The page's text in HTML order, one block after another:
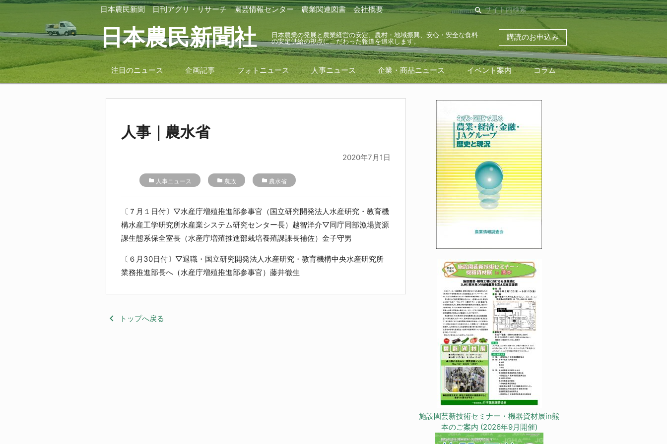
日本農民新聞 日刊アグリ・リサーチ 園芸情報センター 農業関連図書 会社概要 search
日本農民新聞社
日本農業の発展と農業経営の安定、農村・地域振興、安心・安全な食料
の安定供給の視点にこだわった報道を追求します。
購読のお申込み
注目のニュース 企画記事 フォトニュース 人事ニュース 企業・商品ニュース イベント案内 コラム
人事｜農水省
2020年7月1日
folder 人事ニュース folder 農政 folder 農水省
〔７月１日付〕▽水産庁増殖推進部参事官（国立研究開発法人水産研究・教育機
構水産工学研究所水産業システム研究センター長）越智洋介▽同庁同部漁場資源
課生態系保全室長（水産庁増殖推進部栽培養殖課課長補佐）金子守男
〔６月30日付〕▽退職・国立研究開発法人水産研究・教育機構中央水産研究所
業務推進部長へ（水産庁増殖推進部参事官）藤井徹生
keyboard_arrow_left トップへ戻る
施設園芸新技術セミナー・機器資材展in熊
本のご案内 (2026年9月開催)